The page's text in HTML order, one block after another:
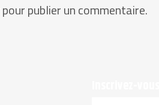
pour publier un commentaire.